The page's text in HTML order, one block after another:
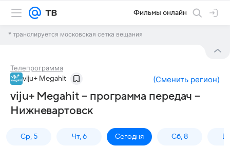
Фильмы онлайн
* транслируется московская сетка вещания
Телепрограмма
viju+ Megahit (Сменить регион)
viju+ Megahit – программа передач –
Нижневартовск
Ср, 5 Чт, 6 Сегодня Сб, 8